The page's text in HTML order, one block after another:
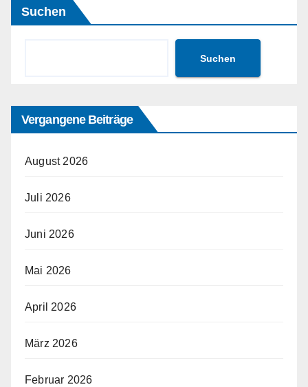
Suchen
Suchen
Vergangene Beiträge
August 2026
Juli 2026
Juni 2026
Mai 2026
April 2026
März 2026
Februar 2026